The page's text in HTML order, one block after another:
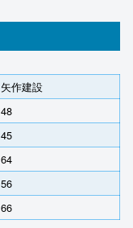
矢作建設
48
45
64
56
66